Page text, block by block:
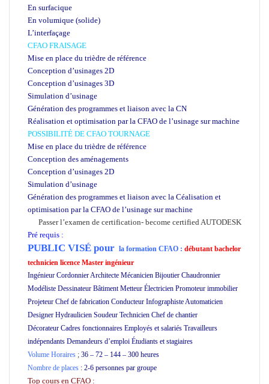
En surfacique
En volumique (solide)
L’interfaçage
CFAO FRAISAGE
Mise en place du trièdre de référence
Conception d’usinages 2D
Conception d’usinages 3D
Simulation d’usinage
Génération des programmes et liaison avec la CN
Réalisation et optimisation par la CFAO de l’usinage sur machine
POSSIBILITÉ DE CFAO TOURNAGE
Mise en place du trièdre de référence
Conception des aménagements
Conception d’usinages 2D
Simulation d’usinage
Génération des programmes et liaison avec la Céalisation et
optimisation par la CFAO de l’usinage sur machine
Passer l’examen de certification- become certified AUTODESK
Pré requis :
PUBLIC VISÉ pour la formation CFAO : débutant bachelor
technicien licence Master ingénieur
Ingénieur Cordonnier Architecte Mécanicien Bijoutier Chaudronnier
Modéliste Dessinateur Bâtiment Metteur Électricien Promoteur immobilier
Projeteur Chef de fabrication Conducteur Infographiste Automaticien
Designer Hydraulicien Soudeur Technicien Chef de chantier
Décorateur Cadres fonctionnaires Employés et salariés Travailleurs
indépendants Demandeurs d’emploi Étudiants et stagiaires
Volume Horaires ; 36 – 72 – 144 – 300 heures
Nombre de places : 2-6 personnes par groupe
Top cours en CFAO :